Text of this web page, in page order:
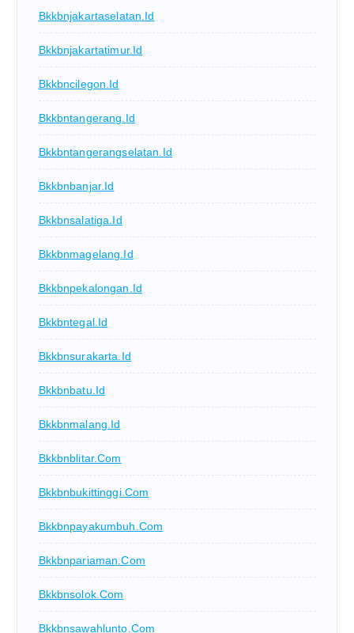
Bkkbnjakartaselatan.id
Bkkbnjakartatimur.id
Bkkbncilegon.id
Bkkbntangerang.id
Bkkbntangerangselatan.id
Bkkbnbanjar.id
Bkkbnsalatiga.id
Bkkbnmagelang.id
Bkkbnpekalongan.id
Bkkbntegal.id
Bkkbnsurakarta.id
Bkkbnbatu.id
Bkkbnmalang.id
Bkkbnblitar.com
Bkkbnbukittinggi.com
Bkkbnpayakumbuh.com
Bkkbnpariaman.com
Bkkbnsolok.com
Bkkbnsawahlunto.com